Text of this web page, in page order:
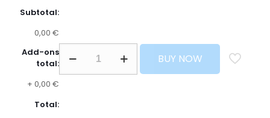
Subtotal:
0,00 €
Add-ons
total:
+ 0,00 €
Total:
BUY NOW